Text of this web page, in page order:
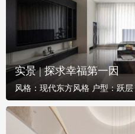
实景 | 探求幸福第一因
风格： 现代东方风格 户型：跃层